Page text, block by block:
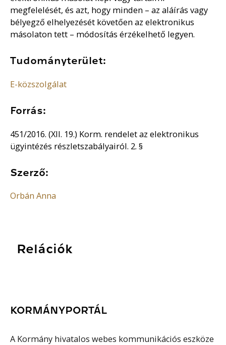
megfelelését, és azt, hogy minden – az aláírás vagy
bélyegző elhelyezését követően az elektronikus
másolaton tett – módosítás érzékelhető legyen.
Tudományterület:
E-közszolgálat
Forrás:
451/2016. (XII. 19.) Korm. rendelet az elektronikus
ügyintézés részletszabályairól. 2. §
Szerző:
Orbán Anna
Relációk
KORMÁNYPORTÁL
A Kormány hivatalos webes kommunikációs eszköze